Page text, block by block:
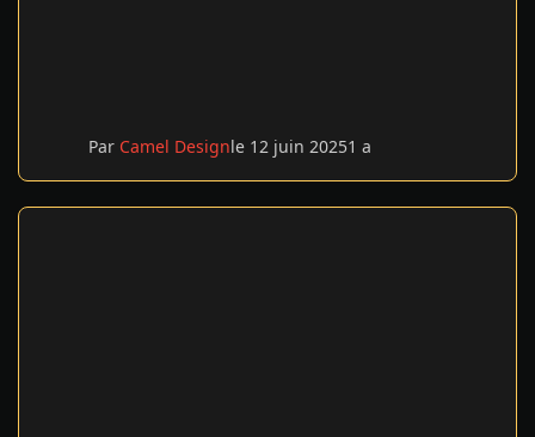
Par Camel Designle 12 juin 20251 a